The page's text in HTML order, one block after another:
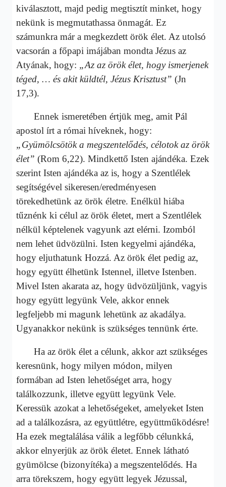
kiválasztott, majd pedig megtisztít minket, hogy
nekünk is megmutathassa önmagát. Ez
számunkra már a megkezdett örök élet. Az utolsó
vacsorán a főpapi imájában mondta Jézus az
Atyának, hogy: „Az az örök élet, hogy ismerjenek
téged, … és akit küldtél, Jézus Krisztust” (Jn
17,3).
Ennek ismeretében értjük meg, amit Pál
apostol írt a római híveknek, hogy:
„Gyümölcsötök a megszentelődés, célotok az örök
élet”(Rom 6,22). Mindkettő Isten ajándéka. Ezek
szerint Isten ajándéka az is, hogy a Szentlélek
segítségével sikeresen/eredményesen
törekedhetünk az örök életre. Enélkül hiába
tűznénk ki célul az örök életet, mert a Szentlélek
nélkül képtelenek vagyunk azt elérni. Izomból
nem lehet üdvözülni. Isten kegyelmi ajándéka,
hogy eljuthatunk Hozzá. Az örök élet pedig az,
hogy együtt élhetünk Istennel, illetve Istenben.
Mivel Isten akarata az, hogy üdvözüljünk, vagyis
hogy együtt legyünk Vele, akkor ennek
legfeljebb mi magunk lehetünk az akadálya.
Ugyanakkor nekünk is szükséges tennünk érte.
Ha az örök élet a célunk, akkor azt szükséges
keresnünk, hogy milyen módon, milyen
formában ad Isten lehetőséget arra, hogy
találkozzunk, illetve együtt legyünk Vele.
Keressük azokat a lehetőségeket, amelyeket Isten
ad a találkozásra, az együttlétre, együttműködésre!
Ha ezek megtalálása válik a legfőbb célunkká,
akkor elnyerjük az örök életet. Ennek látható
gyümölcse (bizonyítéka) a megszentelődés. Ha
arra törekszem, hogy együtt legyek Jézussal,